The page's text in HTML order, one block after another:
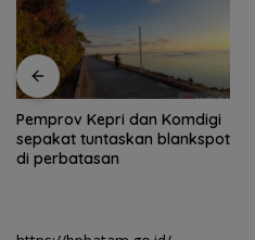
Kemensos biayai perbaikan
rumah warga
berpenghasilan rendah di